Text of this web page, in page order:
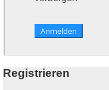
Registrieren